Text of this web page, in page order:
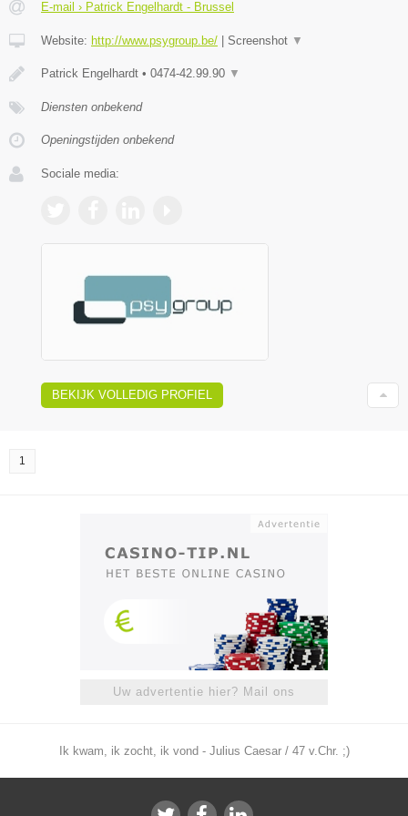
E-mail › Patrick Engelhardt - Brussel
Website: http://www.psygroup.be/ | Screenshot ▼
Patrick Engelhardt • 0474-42.99.90 ▼
Diensten onbekend
Openingstijden onbekend
Sociale media:
BEKIJK VOLLEDIG PROFIEL
1
Uw advertentie hier? Mail ons
Ik kwam, ik zocht, ik vond - Julius Caesar / 47 v.Chr. ;)